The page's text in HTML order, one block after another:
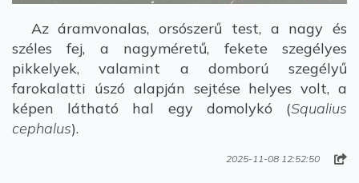
Az áramvonalas, orsószerű test, a nagy és
széles fej, a nagyméretű, fekete szegélyes
pikkelyek, valamint a domború szegélyű
farokalatti úszó alapján sejtése helyes volt, a
képen látható hal egy domolykó (Squalius
cephalus).
2025-11-08 12:52:50